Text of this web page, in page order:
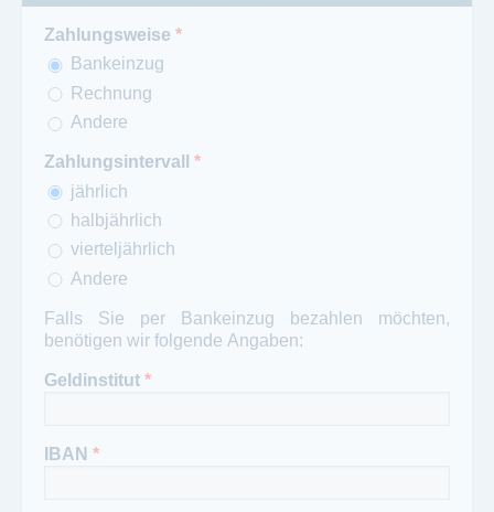
Zahlungsweise *
Bankeinzug
Rechnung
Andere
Zahlungsintervall *
jährlich
halbjährlich
vierteljährlich
Andere
Falls Sie per Bankeinzug bezahlen möchten,
benötigen wir folgende Angaben:
Geldinstitut *
IBAN *